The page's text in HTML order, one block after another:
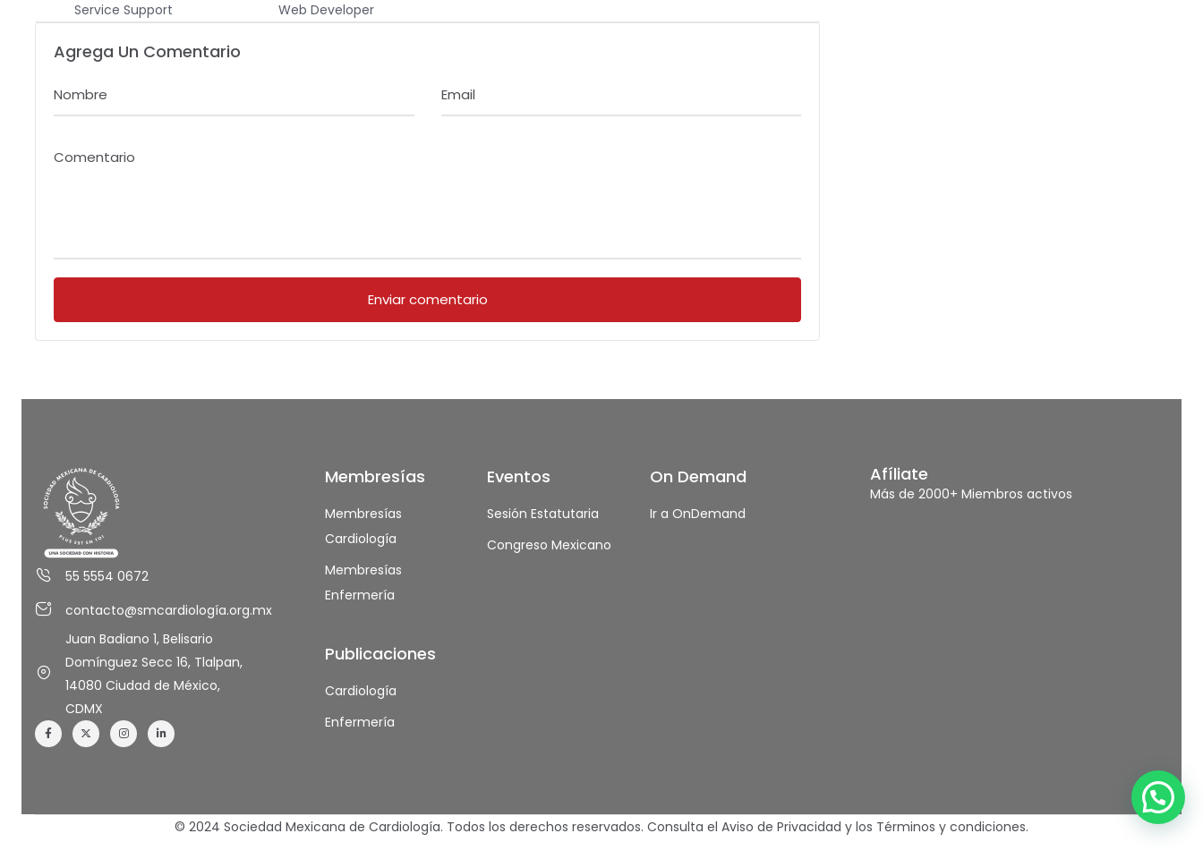
Service Support Web Developer
Agrega Un Comentario
Nombre Email
Comentario
55 5554 0672
contacto@smcardiología.org.mx
Juan Badiano 1, Belisario
Domínguez Secc 16, Tlalpan,
14080 Ciudad de México,
CDMX
Membresías
Membresías
Cardiología
Membresías
Enfermería
Publicaciones
Cardiología
Enfermería
Eventos
Sesión Estatutaria
Congreso Mexicano
On Demand
Ir a OnDemand
Afíliate
Más de 2000+ Miembros activos
© 2024 Sociedad Mexicana de Cardiología. Todos los derechos reservados. Consulta el Aviso de Privacidad y los Términos y condiciones.